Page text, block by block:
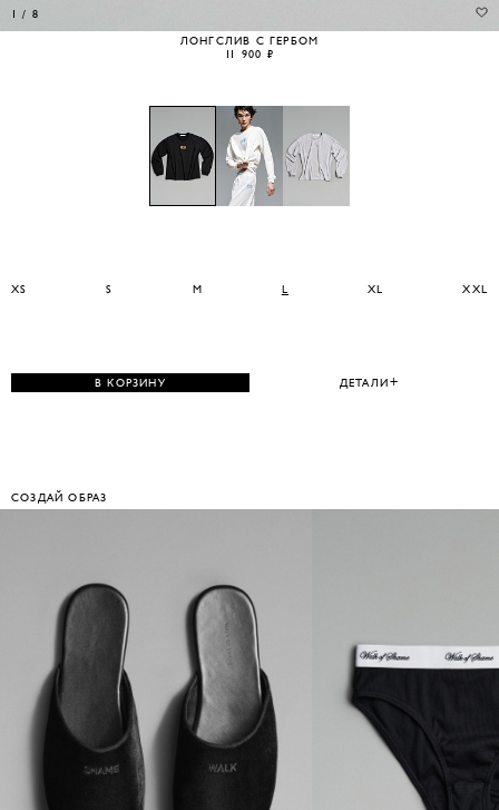
1 / 8
ЛОНГСЛИВ С ГЕРБОМ
11 900 ₽
XS S M L XL XXL
ДЕТАЛИ
В КОРЗИНУ
СОЗДАЙ ОБРАЗ